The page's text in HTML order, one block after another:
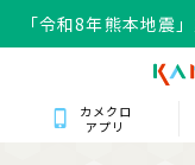
「令和8年熊本地震
カメクロ
アプリ